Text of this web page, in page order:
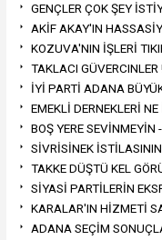
GENÇLER ÇOK ŞEY
AKİF AKAY'IN
KOZUVA'NIN İŞLERİ
TAKLACI GÜVERCINLER
İYİ PARTİ ADANA
EMEKLİ DERNEKLERİ
BOŞ YERE SEVİNMEYİN -
SİVRİSİNEK
TAKKE DÜŞTÜ KEL
SİYASİ PARTİLERİN
KARALAR'IN HİZMETİ
ADANA SEÇİM